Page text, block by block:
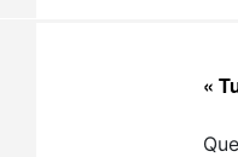
«